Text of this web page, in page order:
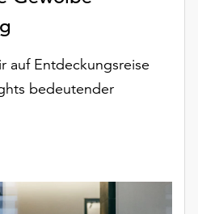
auf Entdeckungsreise
bedeutender